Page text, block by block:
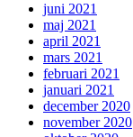
juni 2021
maj 2021
april 2021
mars 2021
februari 2021
januari 2021
december 2020
november 2020